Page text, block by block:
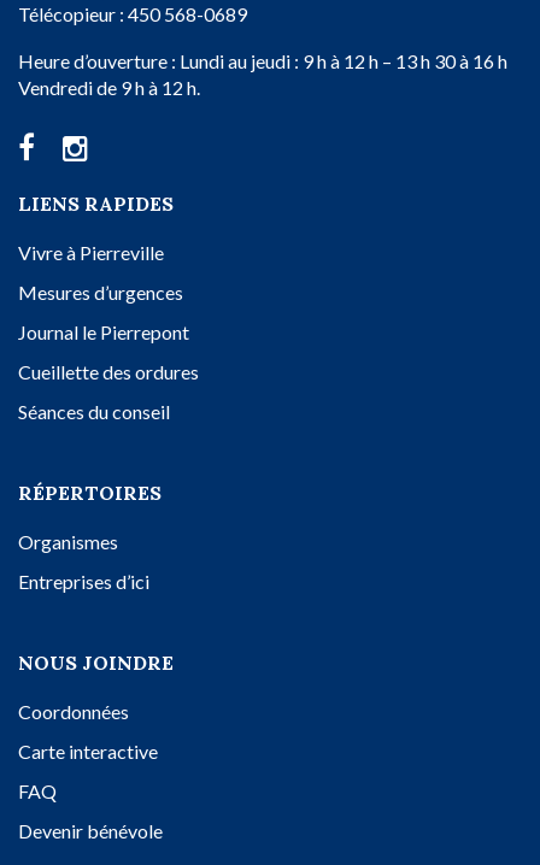
Télécopieur : 450 568-0689
Heure d’ouverture : Lundi au jeudi : 9 h à 12 h – 13 h 30 à 16 h
Vendredi de 9 h à 12 h.
LIENS RAPIDES
Vivre à Pierreville
Mesures d’urgences
Journal le Pierrepont
Cueillette des ordures
Séances du conseil
RÉPERTOIRES
Organismes
Entreprises d’ici
NOUS JOINDRE
Coordonnées
Carte interactive
FAQ
Devenir bénévole